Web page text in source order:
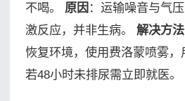
不喝。 原因 ：运输噪音与气
激反应，并非生病。 解决方法
恢复环境，使用费洛蒙喷雾
若48小时未排尿需立即就医。